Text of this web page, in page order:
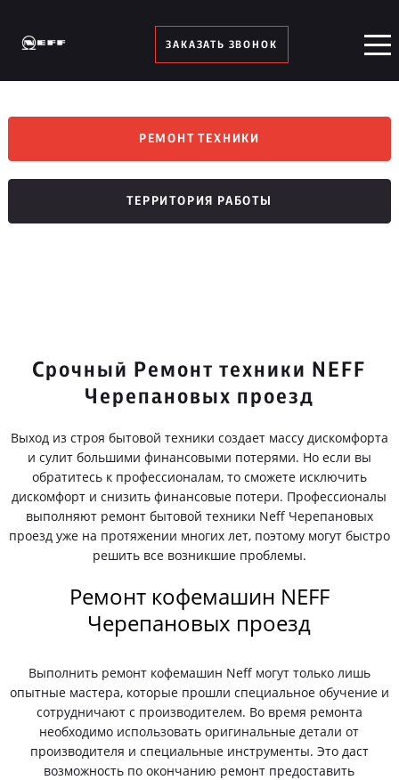
ЗАКАЗАТЬ ЗВОНОК
РЕМОНТ ТЕХНИКИ
ТЕРРИТОРИЯ РАБОТЫ
Срочный Ремонт техники NEFF
Черепановых проезд
Выход из строя бытовой техники создает массу дискомфорта
и сулит большими финансовыми потерями. Но если вы
обратитесь к профессионалам, то сможете исключить
дискомфорт и снизить финансовые потери. Профессионалы
выполняют ремонт бытовой техники Neff Черепановых
проезд уже на протяжении многих лет, поэтому могут быстро
решить все возникшие проблемы.
Ремонт кофемашин NEFF
Черепановых проезд
Выполнить ремонт кофемашин Neff могут только лишь
опытные мастера, которые прошли специальное обучение и
сотрудничают с производителем. Во время ремонта
необходимо использовать оригинальные детали от
производителя и специальные инструменты. Это даст
возможность по окончанию ремонт предоставить